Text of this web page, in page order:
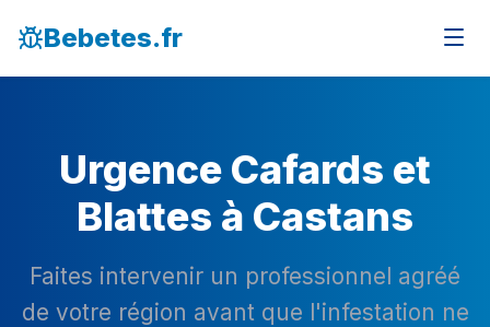
Bebetes.fr
Urgence Cafards et
Blattes à Castans
Faites intervenir un professionnel agréé
de votre région avant que l'infestation ne